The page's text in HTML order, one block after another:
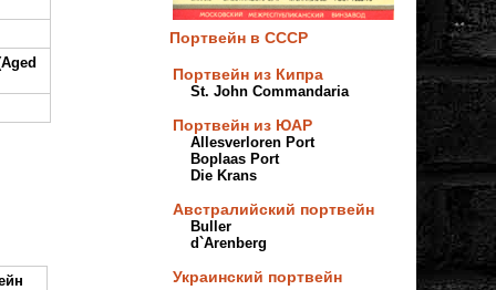
Портвейн в СССР
Портвейн из Кипра
St. John Commandaria
Портвейн из ЮАР
Allesverloren Port
Boplaas Port
Die Krans
Австралийский портвейн
Buller
d`Arenberg
Украинский портвейн